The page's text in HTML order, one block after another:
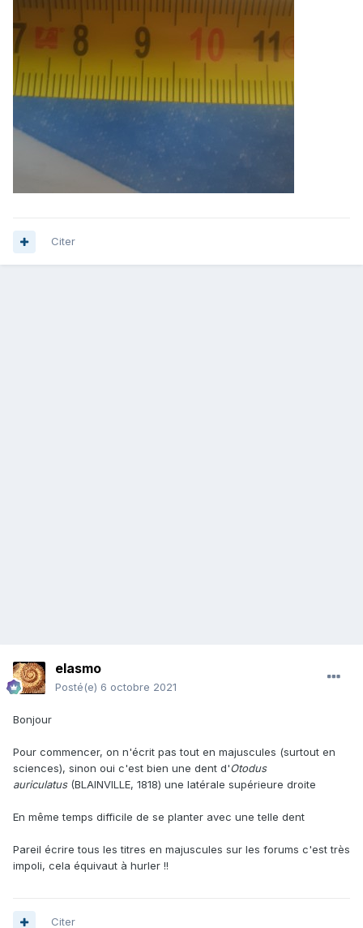
Citer
elasmo
Posté(e) 6 octobre 2021
Bonjour
Pour commencer, on n'écrit pas tout en majuscules (surtout en
sciences), sinon oui c'est bien une dent d'Otodus
auriculatus(BLAINVILLE, 1818) une latérale supérieure droite
En même temps difficile de se planter avec une telle dent
Pareil écrire tous les titres en majuscules sur les forums c'est très
impoli, cela équivaut à hurler !!
Citer